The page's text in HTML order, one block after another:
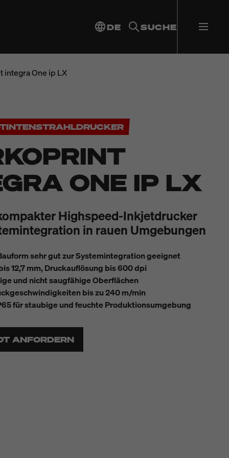
DE SUCHE
integra One ip LX
ONE IP LX
Highspeed-Inkjetdrucker
in rauen Umgebungen
sehr gut zur Systemintegration geeignet
12,7 mm, Druckauflösung bis 600 dpi
und nicht saugfähige Oberflächen
bis zu 240 m/min
für staubige und feuchte Produktionsumgebung
ANFORDERN